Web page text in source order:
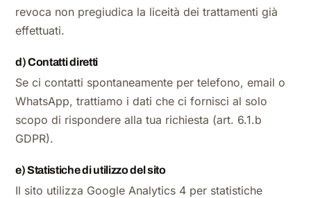
revoca non pregiudica la liceità dei trattamenti già
effettuati.
d) Contatti diretti
Se ci contatti spontaneamente per telefono, email o
WhatsApp, trattiamo i dati che ci fornisci al solo
scopo di rispondere alla tua richiesta (art. 6.1.b
GDPR).
e) Statistiche di utilizzo del sito
Il sito utilizza Google Analytics 4 per statistiche